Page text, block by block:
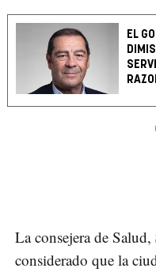
EL
La consejera de Salud,
considerado que la